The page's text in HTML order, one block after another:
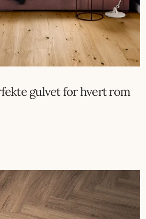
gulvet for hvert rom